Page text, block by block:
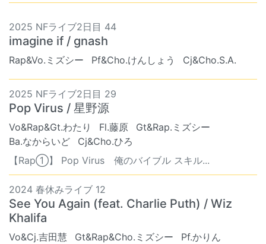
2025 NFライブ2日目 44
imagine if / gnash
Rap&Vo.ミズシー Pf&Cho.けんしょう Cj&Cho.S.A.
2025 NFライブ2日目 29
Pop Virus / 星野源
Vo&Rap&Gt.わたり Fl.藤原
Gt&Rap.ミズシー
Ba.なからいど
Cj&Cho.ひろ
【Rap①】 Pop Virus 俺のバイブル スキル...
2024 春休みライブ 12
See You Again (feat. Charlie Puth) / Wiz
Khalifa
Vo&Cj.吉田慧 Gt&Rap&Cho.ミズシー
Pf.かりん